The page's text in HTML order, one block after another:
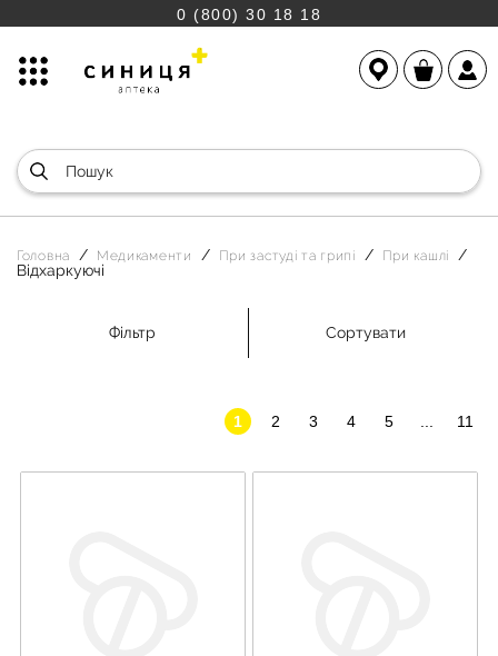
0 (800) 30 18 18
Головна Медикаменти При застуді та грипі При кашлі
Відхаркуючі
Фільтр Сортувати
1 2 3 4 5 11